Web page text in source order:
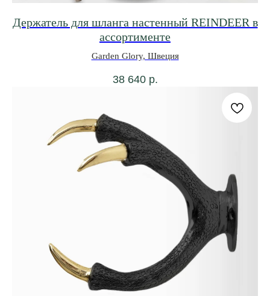
Держатель для шланга настенный REINDEER в
ассортименте
Garden Glory, Швеция
38 640 р.